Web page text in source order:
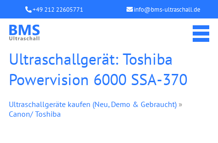
+49 212 22605771 info@bms-ultraschall.de
Ultraschallgerät: Toshiba
Powervision 6000 SSA-370
Ultraschallgeräte kaufen (Neu, Demo & Gebraucht)»
Canon/ Toshiba